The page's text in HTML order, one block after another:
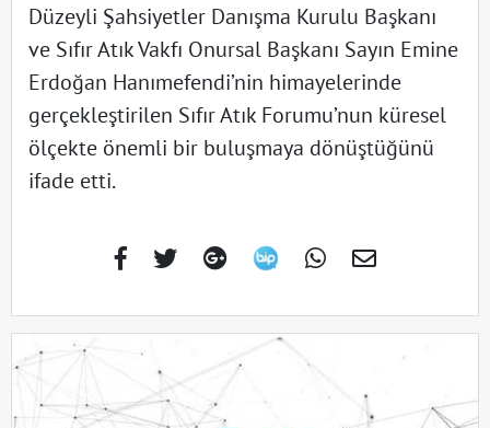
Düzeyli Şahsiyetler Danışma Kurulu Başkanı
ve Sıfır Atık Vakfı Onursal Başkanı Sayın Emine
Erdoğan Hanımefendi’nin himayelerinde
gerçekleştirilen Sıfır Atık Forumu’nun küresel
ölçekte önemli bir buluşmaya dönüştüğünü
ifade etti.